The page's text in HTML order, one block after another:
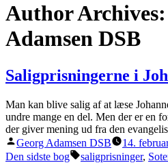
Author Archives:
Adamsen DSB
Saligprisningerne i
Man kan blive salig af at læse
undre mange en del. Men der er en
der giver mening ud fra den
Posted
by
Georg Adamsen DSB 14.
Den sidste bog Tags:
saligprisninger,